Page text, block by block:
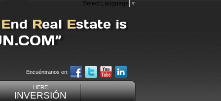
Select Language ▼
Encuéntranos en:
HERE
INVERSIÓN